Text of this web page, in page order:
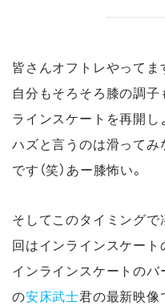
皆さんオフトレやってま
自分もそろそろ膝の調
ラインスケートを再開し
ハズと言うのは滑って
です（笑）あー膝怖い。
そしてこのタイミング
回はインラインスケート
インラインスケートの
の安床武士君の最新映像